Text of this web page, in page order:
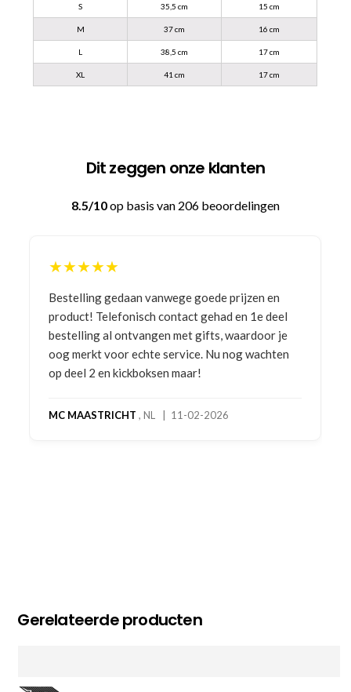
S 35,5 cm 15 cm
M 37 cm 16 cm
L 38,5 cm 17 cm
XL 41 cm 17 cm
Dit zeggen onze klanten
8.5/10op basis van 206 beoordelingen
★★★★★
Bestelling gedaan vanwege goede prijzen en
product! Telefonisch contact gehad en 1e deel
bestelling al ontvangen met gifts, waardoor je
oog merkt voor echte service. Nu nog wachten
op deel 2 en kickboksen maar!
MC MAASTRICHT , NL | 11-02-2026
Gerelateerde producten